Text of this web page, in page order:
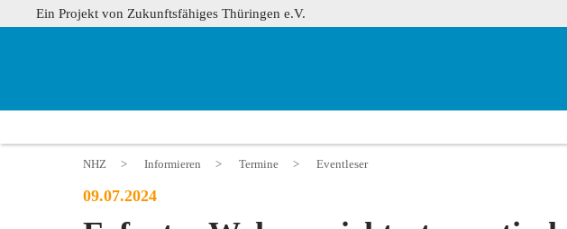
Ein Projekt von Zukunftsfähiges Thüringen e.V.
NHZ > Informieren > Termine > Eventleser
09.07.2024